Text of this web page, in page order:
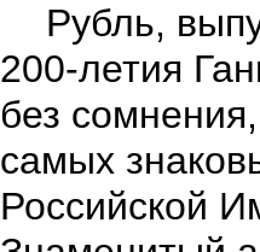
Рубль,
200-летия
без
самых
Российской